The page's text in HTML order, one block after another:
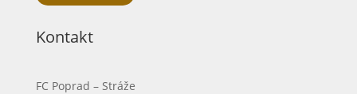
Kontakt
FC Poprad – Stráže